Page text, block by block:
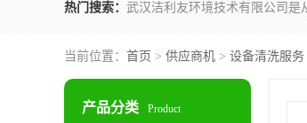
热门搜索：
当前位置： 首页 > 供应商机 > 设备清洗服务
产品分类 Product